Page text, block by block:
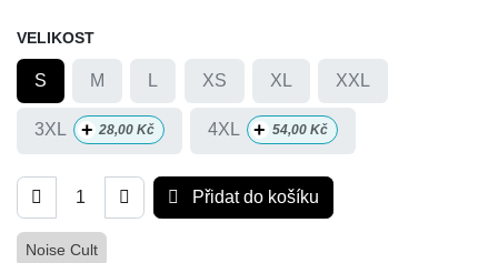
VELIKOST
S M L XS XL XXL
3XL + 28,00 Kč 4XL + 54,00Kč
Přidat do košíku
Noise Cult